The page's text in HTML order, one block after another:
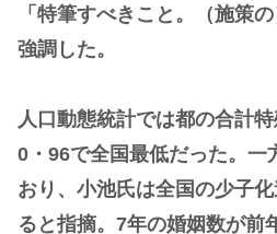
「特筆すべきこと。（施策
強調した。
人口動態統計では都の合計
0・96で全国最低だった。一
おり、小池氏は全国の少子
ると指摘。7年の婚姻数が前